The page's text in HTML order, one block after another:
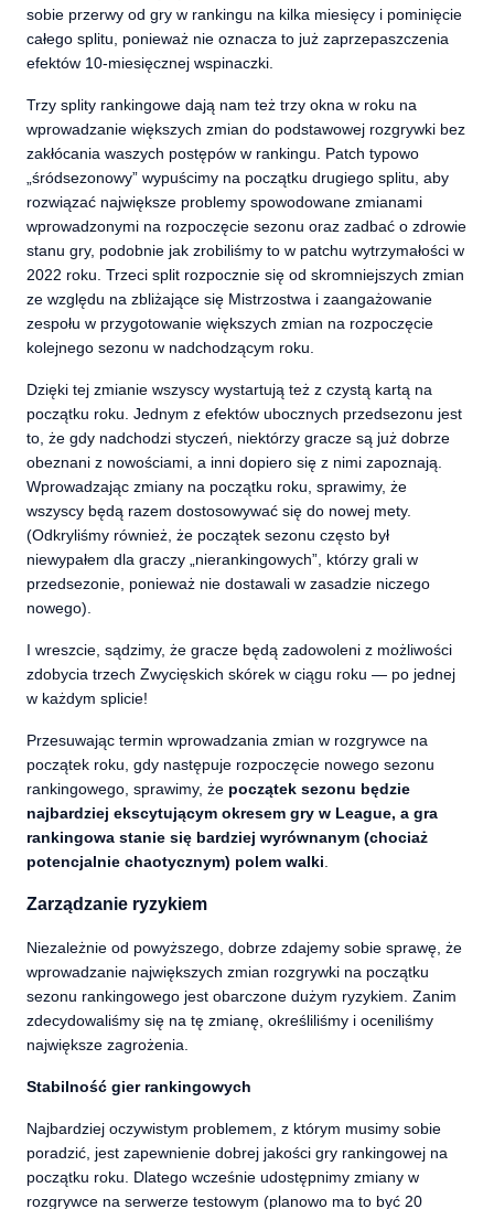
sobie przerwy od gry w rankingu na kilka miesięcy i pominięcie
całego splitu, ponieważ nie oznacza to już zaprzepaszczenia
efektów 10-miesięcznej wspinaczki.
Trzy splity rankingowe dają nam też trzy okna w roku na
wprowadzanie większych zmian do podstawowej rozgrywki bez
zakłócania waszych postępów w rankingu. Patch typowo
„śródsezonowy” wypuścimy na początku drugiego splitu, aby
rozwiązać największe problemy spowodowane zmianami
wprowadzonymi na rozpoczęcie sezonu oraz zadbać o zdrowie
stanu gry, podobnie jak zrobiliśmy to w patchu wytrzymałości w
2022 roku. Trzeci split rozpocznie się od skromniejszych zmian
ze względu na zbliżające się Mistrzostwa i zaangażowanie
zespołu w przygotowanie większych zmian na rozpoczęcie
kolejnego sezonu w nadchodzącym roku.
Dzięki tej zmianie wszyscy wystartują też z czystą kartą na
początku roku. Jednym z efektów ubocznych przedsezonu jest
to, że gdy nadchodzi styczeń, niektórzy gracze są już dobrze
obeznani z nowościami, a inni dopiero się z nimi zapoznają.
Wprowadzając zmiany na początku roku, sprawimy, że
wszyscy będą razem dostosowywać się do nowej mety.
(Odkryliśmy również, że początek sezonu często był
niewypałem dla graczy „nierankingowych”, którzy grali w
przedsezonie, ponieważ nie dostawali w zasadzie niczego
nowego).
I wreszcie, sądzimy, że gracze będą zadowoleni z możliwości
zdobycia trzech Zwycięskich skórek w ciągu roku — po jednej
w każdym splicie!
Przesuwając termin wprowadzania zmian w rozgrywce na
początek roku, gdy następuje rozpoczęcie nowego sezonu
rankingowego, sprawimy, że początek sezonu będzie
najbardziej ekscytującym okresem gry w League, a gra
rankingowa stanie się bardziej wyrównanym (chociaż
potencjalnie chaotycznym) polem walki
Zarządzanie ryzykiem
Niezależnie od powyższego, dobrze zdajemy sobie sprawę, że
wprowadzanie największych zmian rozgrywki na początku
sezonu rankingowego jest obarczone dużym ryzykiem. Zanim
zdecydowaliśmy się na tę zmianę, określiliśmy i oceniliśmy
największe zagrożenia.
Stabilność gier rankingowych
Najbardziej oczywistym problemem, z którym musimy sobie
poradzić, jest zapewnienie dobrej jakości gry rankingowej na
początku roku. Dlatego wcześnie udostępnimy zmiany w
rozgrywce na serwerze testowym (planowo ma to być 20